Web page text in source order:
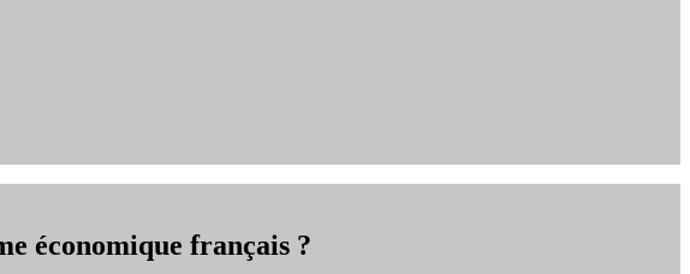
économique français ?